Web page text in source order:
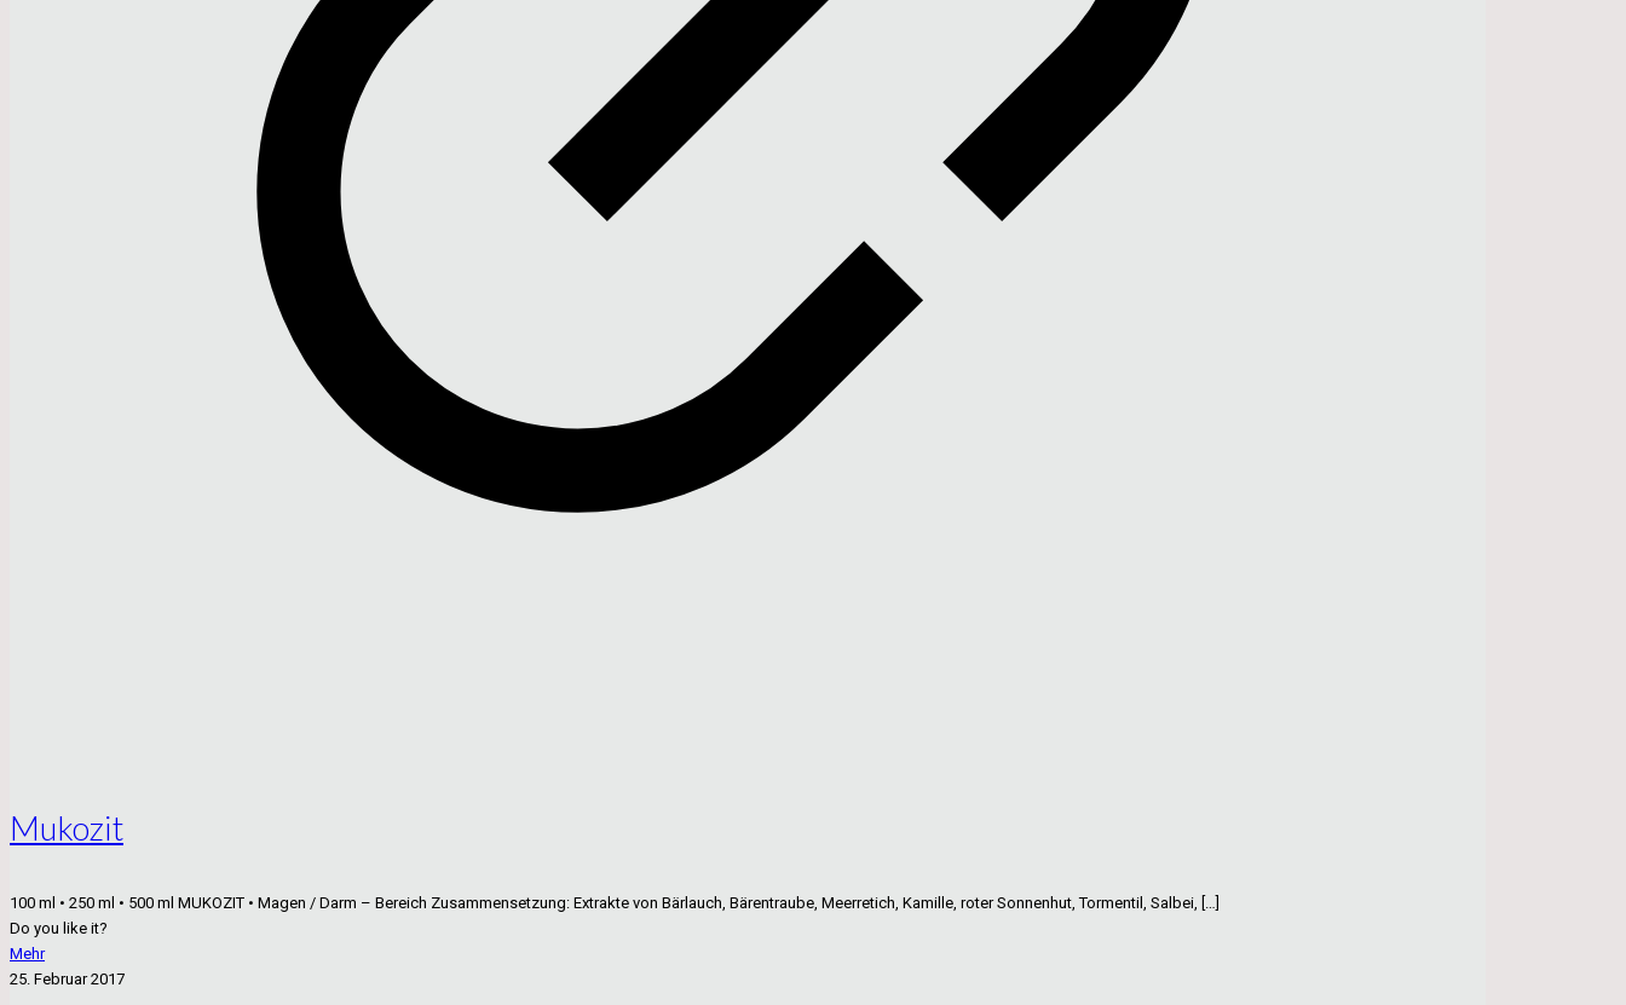
Mukozit
100 ml • 250 ml • 500 ml MUKOZIT • Magen / Darm – Bereich Zusammensetzung: Extrakte von Bärlauch, Bärentraube, Meerretich, Kamille, roter Sonnenhut, Tormentil, Salbei, […]
Do you like it?
Mehr
25. Februar 2017